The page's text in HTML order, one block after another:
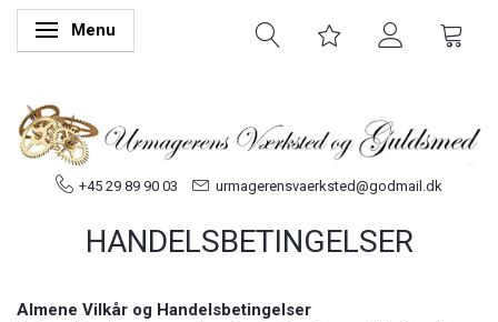
Skifte navigation
Menu
+45 29 89 90 03 urmagerensvaerksted@godmail.dk
HANDELSBETINGELSER
Almene Vilkår og Handelsbetingelser